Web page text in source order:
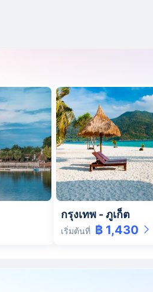
กรุงเทพ -ภูเก็ต
เริ่มต้นที่ ฿ 1,430